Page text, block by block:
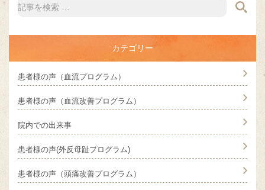
カテゴリー
患者様の声（血流プログラム）
患者様の声（血流改善プログラム）
院内での出来事
患者様の声(外反母趾プログラム)
患者様の声（頭痛改善プログラム）